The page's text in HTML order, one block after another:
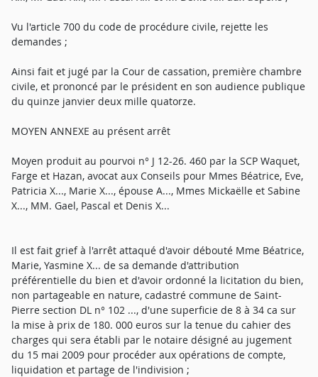
Vu l'article 700 du code de procédure civile, rejette les
demandes ;
Ainsi fait et jugé par la Cour de cassation, première chambre
civile, et prononcé par le président en son audience publique
du quinze janvier deux mille quatorze.
MOYEN ANNEXE au présent arrêt
Moyen produit au pourvoi n° J 12-26. 460 par la SCP Waquet,
Farge et Hazan, avocat aux Conseils pour Mmes Béatrice, Eve,
Patricia X..., Marie X..., épouse A..., Mmes Mickaëlle et Sabine
X..., MM. Gael, Pascal et Denis X...
Il est fait grief à l'arrêt attaqué d'avoir débouté Mme Béatrice,
Marie, Yasmine X... de sa demande d'attribution
préférentielle du bien et d'avoir ordonné la licitation du bien,
non partageable en nature, cadastré commune de Saint-
Pierre section DL n° 102 ..., d'une superficie de 8 à 34 ca sur
la mise à prix de 180. 000 euros sur la tenue du cahier des
charges qui sera établi par le notaire désigné au jugement
du 15 mai 2009 pour procéder aux opérations de compte,
liquidation et partage de l'indivision ;